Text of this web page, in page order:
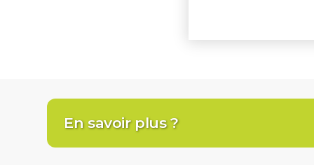
En savoir plus ?